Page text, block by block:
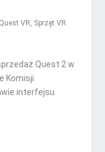
VR, Sprzęt VR
Quest 2 w
Komisji
interfejsu